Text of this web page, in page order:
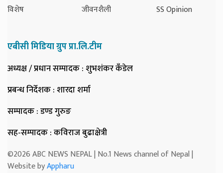
विशेष
जीवनशैली
SS Opinion
एबीसी मिडिया ग्रुप प्रा.लि.टीम
अध्यक्ष / प्रधान सम्पादक: शुभशंकर कँडेल
प्रबन्ध निर्देशक: शारदा शर्मा
सम्पादक: डण्ड गुरुङ
सह-सम्पादक: कविराज बुढाक्षेत्री
©2026 ABC NEWS NEPAL | No.1 News channel of Nepal |
Website byAppharu